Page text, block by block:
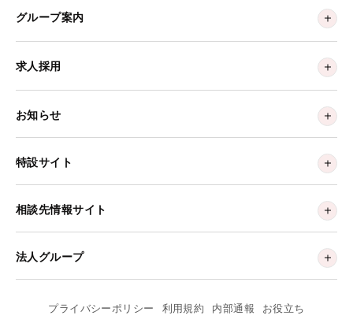
グループ案内
求人採用
お知らせ
特設サイト
相談先情報サイト
法人グループ
プライバシーポリシー 利用規約 内部通報 お役立ち